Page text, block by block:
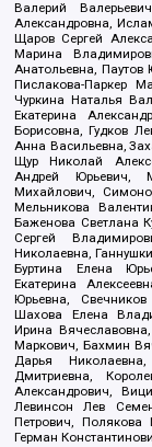
Валерий
Александровна,
Щаров Сергей
Марина
Анатольевна,
Пислакова-Паркер
Чуркина Наталья
Екатерина
Борисовна, Гудков
Анна Васильевна,
Щур Николай
Андрей Юрьевич,
Михайлович,
Мельникова
Баженова Светлана
Сергей
Николаевна,
Буртина Елена
Екатерина
Юрьевна,
Шахова Елена
Ирина
Маркович, Бахмин
Дарья
Дмитриевна,
Александрович,
Левинсон Лев
Петрович,
Герман